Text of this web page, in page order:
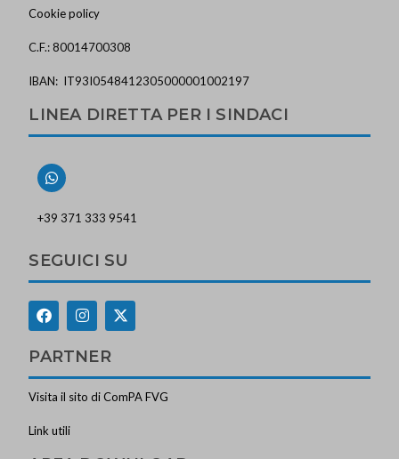
Cookie policy
C.F.: 80014700308
IBAN: IT93I0548412305000001002197
LINEA DIRETTA PER I SINDACI
+39 371 333 9541
SEGUICI SU
PARTNER
Visita il sito di ComPA FVG
Link utili